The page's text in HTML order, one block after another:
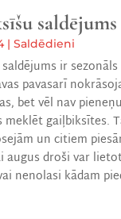
saldējums
| Saldēdieni
ir
pavasarī
bet vēl nav
meklēt gaiļbiksītes.
un citiem
augus droši var
nenolasi kādam